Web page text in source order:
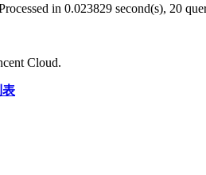
in 0.023829 second(s), 20
Cloud.
表